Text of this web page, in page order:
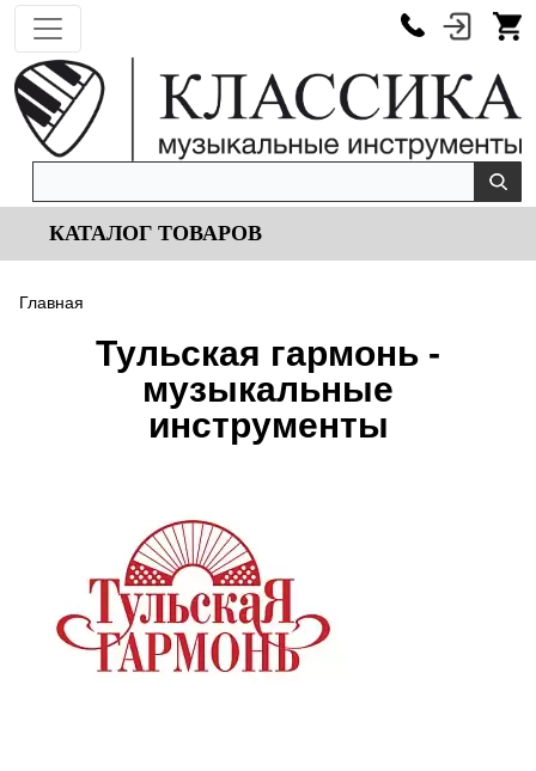
КАТАЛОГ ТОВАРОВ
Главная
Тульская гармонь -
музыкальные
инструменты